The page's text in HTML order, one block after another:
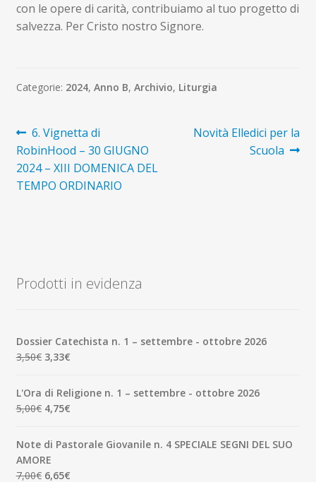
con le opere di carità, contribuiamo al tuo progetto di
salvezza. Per Cristo nostro Signore.
Categorie: 2024, Anno B, Archivio, Liturgia
Navigazione
articoli
Articolo
precedente:
6. Vignetta di
RobinHood – 30 GIUGNO
2024 – XIII DOMENICA DEL
TEMPO ORDINARIO
Articolo
successivo:
Novità Elledici per la
Scuola
Prodotti in evidenza
Dossier Catechista n. 1 – settembre - ottobre 2026
3,50€ Il
originale
era:
3,50€.
3,33€Il
attuale
è:
L'Ora di Religione n. 1 – settembre - ottobre 2026
5,00€ Il
originale
era:
5,00€.
4,75€Il
attuale
4,75€.
Note di Pastorale Giovanile n. 4 SPECIALE SEGNI DEL SUO
AMORE
7,00€ Il
6,65€Il